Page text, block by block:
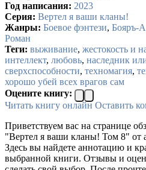
Год написания: 2023
Серия: Вертел я ваши кланы!
Жанры: Боевое фэнтези, Бояръ-
Роман
Теги: выживание, жестокость и
интеллект, любовь, наследник
сверхспособности, техномагия,
хорошо убей всех врагов сам
Оцените книгу:
Читать книгу онлайн Оставить
Приветствуем вас на странице
"Вертел я ваши кланы! Том 8" от
Здесь вы найдете аннотацию и
выбранной книги. Отзывы и